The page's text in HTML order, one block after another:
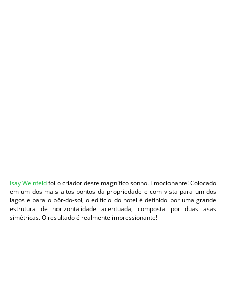
Isay Weinfeldfoi o criador deste magnífico sonho. Emocionante! Colocado
em um dos mais altos pontos da propriedade e com vista para um dos
lagos e para o pôr-do-sol, o edifício do hotel é definido por uma grande
estrutura de horizontalidade acentuada, composta por duas asas
simétricas. O resultado é realmente impressionante!